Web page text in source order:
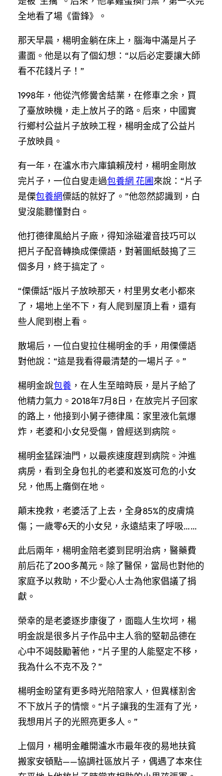
全地看了場《雷鋒》。
那天早晨，楊明金躺在床上，腦海中滿是片子
畫面。他是以有了個幻想：“以后必定要讓大師
看不花錢片子！”
1998年，他從汽修黌舍結業，在修車之余，買
了臺放映機，走上放片子的路。后來，中國實
行鄉村公益片子放映工程，楊明金成了公益片
子放映員。
有一年，在瀘水市六庫鎮賴茂村，楊明金剛放
完片子，一位白叟走過包養網 花圃來說：“片子
是傈包養網僳話的就好了。”他忽然認識到，白
叟沒能聽懂對白。
他打德律風給片子廠，得知涂磁灌音技巧可以
把片子配音轉換成傈僳語，對著圖紙鼓搗了三
個多月，終于搞定了。
“傈僳話”版片子放映那天，村里男女老小都來
了，場地上坐不下，有人爬到屋頂上看，還有
些人爬到樹上看。
散場后，一位白叟拉住楊明金的手，用傈僳語
對他說：“這是我看得最清楚的一場片子。”
楊明金說包養 ，在人生至暗時辰，是片子給了
他精力氣力。2018年7月8日，在放完片子回家
的路上，他接到小舅子德律風：家里液化氣爆
炸，老婆和小女兒受傷，曾經送到病院。
楊明金猛踩油門，以最疾速度趕到病院。沖進
病房，看到全身包扎的老婆和岌岌可危的小女
兒，他馬上癱倒在地。
顛末挽救，老婆活了上去，全身85%的皮膚燒
傷；一歲零6天的小女兒，永遠結束了呼吸……
此后兩年，楊明金陪老婆到昆明治病，醫藥費
前后花了200多萬元。除了醫保，當局也對他的
家庭予以救助，不少愛心人士為他家倡議了捐
獻。
榮幸的是老婆逐步康復了，面臨人生坎坷，楊
明金說是很多片子作品中主人翁的堅韌品德在
心中不竭鼓勵著他，“片子里的人能堅定不移，
我為什么不克不及？”
楊明金盼望有更多時光陪陪家人，但異樣割舍
不下放片子的情懷。“片子讓我的生涯有了光，
我想用片子的光照亮更多人。”
上個月，楊明金離開瀘水市最年夜的易地扶貧
搬家安頓點——協調社區放片子，偶遇了本來住